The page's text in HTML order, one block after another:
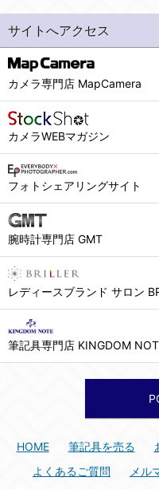
サイトへアクセス
カメラ専門店 MapCamera
カメラWEBマガジン
フォトシェアリングサイト
腕時計専門店 GMT
レディースブランド サロン
筆記具専門店 KINGDOM
HOME 筆記具を売る
よくあるご質問
メル